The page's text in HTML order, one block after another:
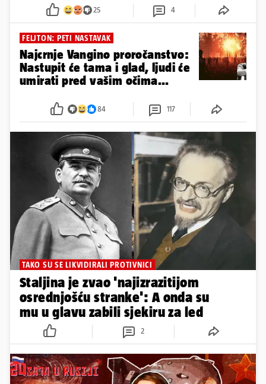
25 4
FELJTON: PETI NASTAVAK
Najcrnje Vangino proročanstvo:
Nastupit će tama i glad, ljudi će
umirati pred vašim očima...
84 117
TAKO SU SE LIKVIDIRALI PROTIVNICI
Staljina je zvao 'najizrazitijom
osrednjošću stranke': A onda su
mu u glavu zabili sjekiru za led
2